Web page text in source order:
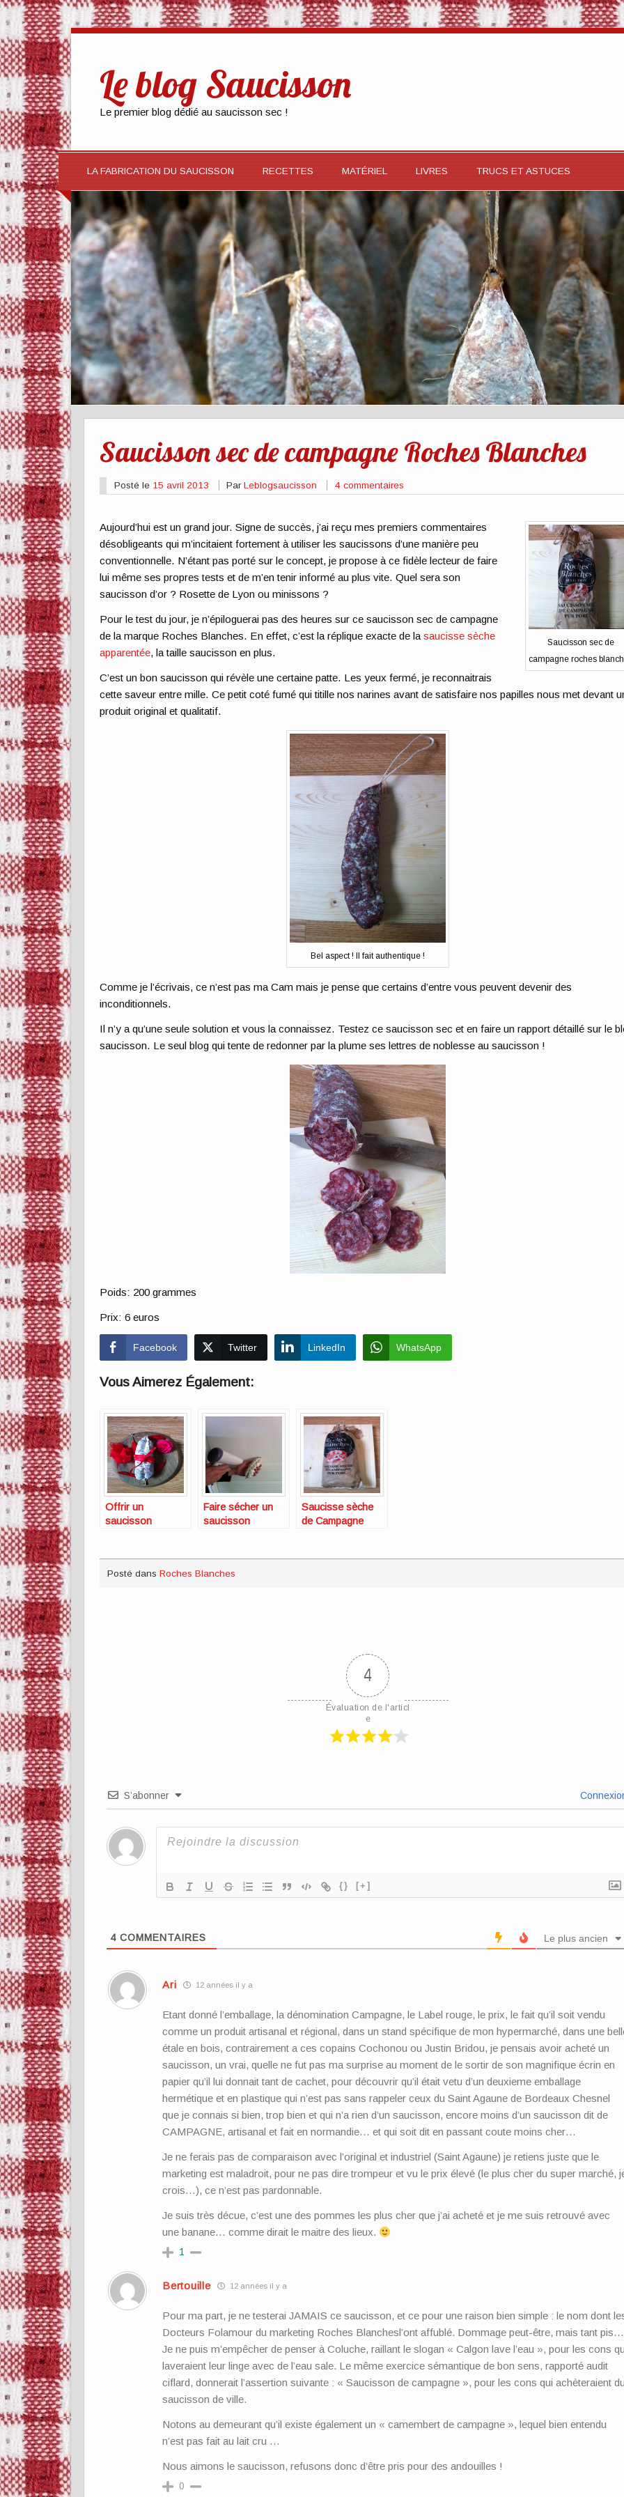
Le blog Saucisson
Le premier blog dédié au saucisson sec !
LA FABRICATION DU SAUCISSON RECETTES MATÉRIEL LIVRES TRUCS ET ASTUCES
Saucisson sec de campagne Roches Blanches
Posté le 15 avril 2013 ParLeblogsaucisson 4 commentaires
Saucisson sec de
campagne roches
Aujourd’hui est un grand jour. Signe de succès, j’ai reçu mes premiers commentaires
désobligeants qui m’incitaient fortement à utiliser les saucissons d’une manière peu
conventionnelle. N’étant pas porté sur le concept, je propose à ce fidèle lecteur de faire
lui même ses propres tests et de m’en tenir informé au plus vite. Quel sera son
saucisson d’or ? Rosette de Lyon ou minissons ?
Pour le test du jour, je n’épiloguerai pas des heures sur ce saucisson sec de campagne
de la marque Roches Blanches. En effet, c’est la réplique exacte de la saucisse sèche
apparentée, la taille saucisson en plus.
C’est un bon saucisson qui révèle une certaine patte. Les yeux fermé, je reconnaitrais
cette saveur entre mille. Ce petit coté fumé qui titille nos narines avant de satisfaire nos papilles nous met devant
produit original et qualitatif.
Bel aspect ! Il fait authentique !
Comme je l’écrivais, ce n’est pas ma Cam mais je pense que certains d’entre vous peuvent devenir des
inconditionnels.
Il n’y a qu’une seule solution et vous la connaissez. Testez ce saucisson sec et en faire un rapport détaillé sur le
saucisson. Le seul blog qui tente de redonner par la plume ses lettres de noblesse au saucisson !
Poids: 200 grammes
Prix: 6 euros
Facebook Twitter LinkedIn WhatsApp
Vous Aimerez Également:
Offrir un
saucisson
Faire sécher un
saucisson
Saucisse sèche
de Campagne
Posté dans Roches Blanches
4
Évaluation de l'articl
e
S’abonner
{} [+]
4 COMMENTAIRES Le plus ancien
Ari 12 années il y a
Etant donné l’emballage, la dénomination Campagne, le Label rouge, le prix, le fait qu’il soit vendu
comme un produit artisanal et régional, dans un stand spécifique de mon hypermarché, dans une
étale en bois, contrairement a ces copains Cochonou ou Justin Bridou, je pensais avoir acheté un
saucisson, un vrai, quelle ne fut pas ma surprise au moment de le sortir de son magnifique écrin en
papier qu’il lui donnait tant de cachet, pour découvrir qu’il était vetu d’un deuxieme emballage
hermétique et en plastique qui n’est pas sans rappeler ceux du Saint Agaune de Bordeaux Chesnel
que je connais si bien, trop bien et qui n’a rien d’un saucisson, encore moins d’un saucisson dit de
CAMPAGNE, artisanal et fait en normandie… et qui soit dit en passant coute moins cher…
Je ne ferais pas de comparaison avec l’original et industriel (Saint Agaune) je retiens juste que le
marketing est maladroit, pour ne pas dire trompeur et vu le prix élevé (le plus cher du super marché,
crois…), ce n’est pas pardonnable.
Je suis très décue, c’est une des pommes les plus cher que j’ai acheté et je me suis retrouvé avec
une banane… comme dirait le maitre des lieux.
1
Bertouille 12 années il y a
Pour ma part, je ne testerai JAMAIS ce saucisson, et ce pour une raison bien simple : le nom dont
Docteurs Folamour du marketing Roches Blanchesl’ont affublé. Dommage peut-être, mais tant pis…
Je ne puis m’empêcher de penser à Coluche, raillant le slogan « Calgon lave l’eau », pour les cons
laveraient leur linge avec de l’eau sale. Le même exercice sémantique de bon sens, rapporté audit
ciflard, donnerait l’assertion suivante : « Saucisson de campagne », pour les cons qui achèteraient
saucisson de ville.
Notons au demeurant qu’il existe également un « camembert de campagne », lequel bien entendu
n’est pas fait au lait cru …
Nous aimons le saucisson, refusons donc d’être pris pour des andouilles !
0